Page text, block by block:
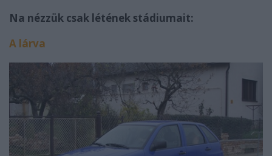
Na nézzük csak létének stádiumait:
A lárva